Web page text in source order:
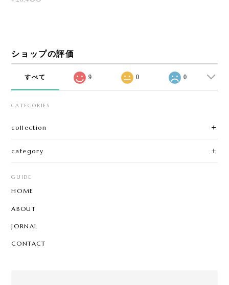
ショップの評価
すべて 9 0 0
CATEGORIES
collection
category
GUIDE
HOME
ABOUT
JORNAL
CONTACT